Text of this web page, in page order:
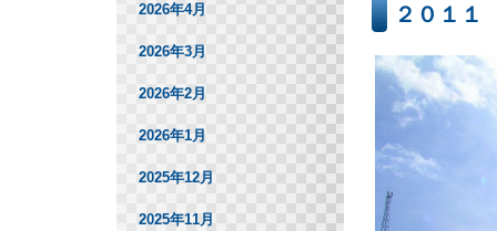
２０１
2026年4月
2026年3月
2026年2月
2026年1月
2025年12月
2025年11月